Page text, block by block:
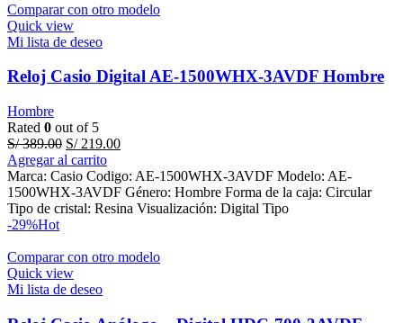
Comparar con otro modelo
Quick view
Mi lista de deseo
Reloj Casio Digital AE-1500WHX-3AVDF Hombre
Hombre
Rated 0 out of 5
S/389.00 Original
price
was:
S/ 389.00.
S/219.00Current
is:
S/ 219.00.
Agregar al carrito
Marca: Casio Codigo: AE-1500WHX-3AVDF Modelo: AE-
1500WHX-3AVDF Género: Hombre Forma de la caja: Circular
Tipo de cristal: Resina Visualización: Digital Tipo
-29%Hot
Comparar con otro modelo
Quick view
Mi lista de deseo